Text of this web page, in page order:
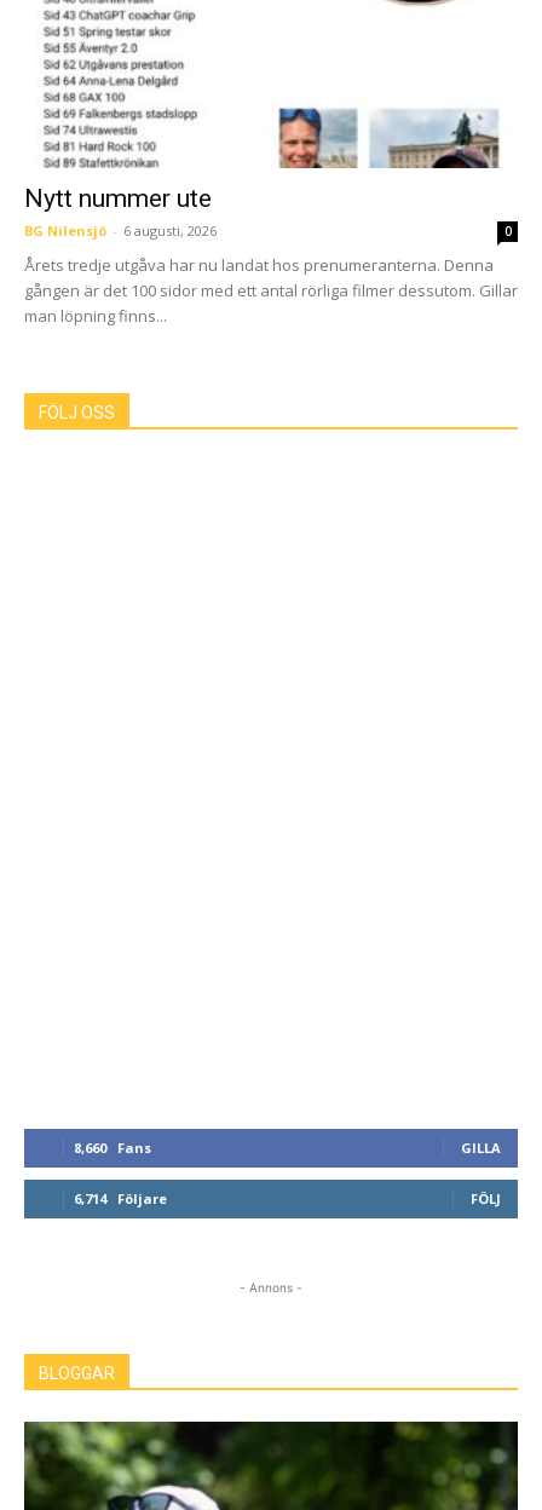
Nytt nummer ute
BG Nilensjö - 6 augusti, 2026 0
Årets tredje utgåva har nu landat hos prenumeranterna. Denna
gången är det 100 sidor med ett antal rörliga filmer dessutom. Gillar
man löpning finns...
FÖLJ OSS
8,660 Fans GILLA
6,714 Följare FÖLJ
- Annons -
BLOGGAR